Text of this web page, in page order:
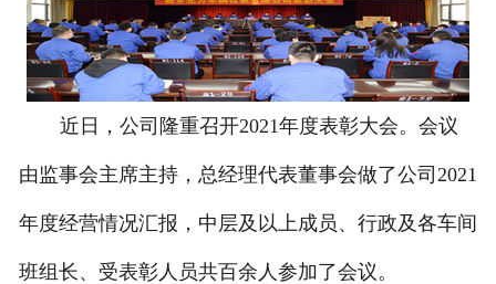
近日，公司隆重召开2021年度表彰大会。会议
由监事会主席主持，总经理代表董事会做了公司2021
年度经营情况汇报，中层及以上成员、行政及各车间
班组长、受表彰人员共百余人参加了会议。